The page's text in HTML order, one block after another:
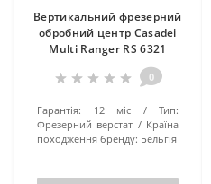
Вертикальний фрезерний
обробний центр Casadei
Multi Ranger RS 6321
0
Гарантія: 12 міс
Тип:
Фрезерний верстат
Країна
походження бренду: Бельгія